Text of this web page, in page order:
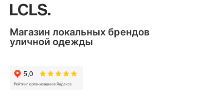
Магазин локальных брендов
уличной одежды